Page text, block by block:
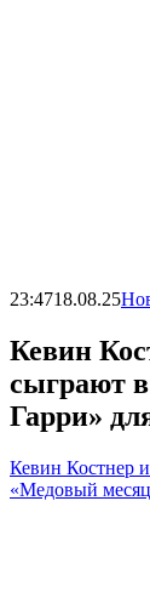
23:4718.08.25
Кевин
сыграют
Гарри»
Кевин Костнер
«Медовый